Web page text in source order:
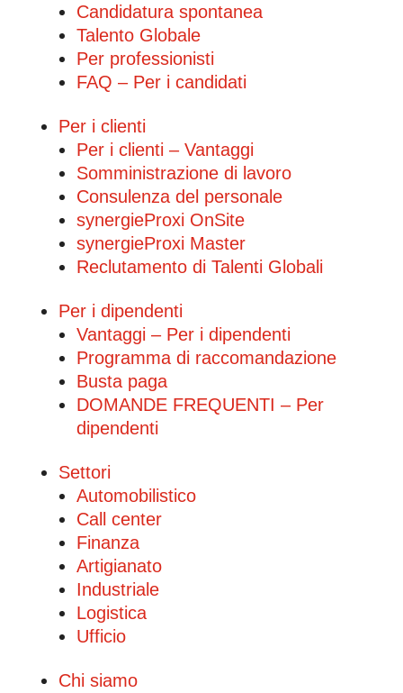
Candidatura spontanea
Talento Globale
Per professionisti
FAQ – Per i candidati
Per i clienti
Per i clienti – Vantaggi
Somministrazione di lavoro
Consulenza del personale
synergieProxi OnSite
synergieProxi Master
Reclutamento di Talenti Globali
Per i dipendenti
Vantaggi – Per i dipendenti
Programma di raccomandazione
Busta paga
DOMANDE FREQUENTI – Per
dipendenti
Settori
Automobilistico
Call center
Finanza
Artigianato
Industriale
Logistica
Ufficio
Chi siamo